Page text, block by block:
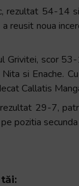
rezultat 54-14
reusit noua
scor
si Enache.
Callatis
29-7,
pozitia